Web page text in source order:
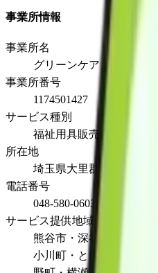
事業所情報
事業所名
グリーンケア 寄居店
事業所番号
1174501427
サービス種別
福祉用具販売
所在地
埼玉県大里郡寄居町寄居
電話番号
048-580-0603
サービス提供地域
熊谷市・深谷市・本庄市
小川町・ときがわ町・